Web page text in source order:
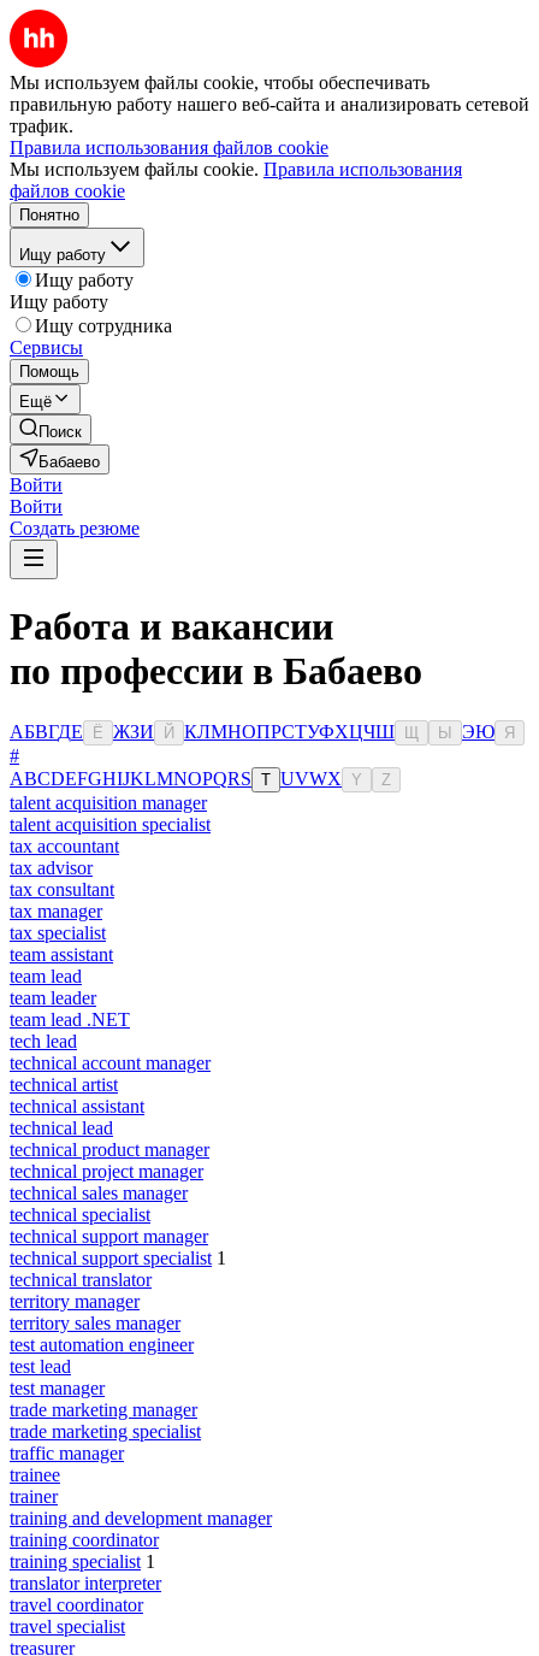
Мы используем файлы cookie, чтобы обеспечивать
правильную работу нашего веб-сайта и анализировать сетевой
трафик.
Правила использования файлов cookie
Мы используем файлы cookie. Правила использования
файлов cookie
Понятно
Ищу работу
Ищу работу
Ищу работу
Ищу сотрудника
Сервисы
Помощь
Ещё
Поиск
Бабаево
Войти
Войти
Создать резюме
Работа и вакансии
по профессии в Бабаево
АБВГДЕ Ё ЖЗИ Й КЛМНОПРСТУФХЦЧШ Ы ЭЮ Я
#
ABCDEFGHIJKLMNOPQRS T UVWX Y Z
talent acquisition manager
talent acquisition specialist
tax accountant
tax advisor
tax consultant
tax manager
tax specialist
team assistant
team lead
team leader
team lead .NET
tech lead
technical account manager
technical artist
technical assistant
technical lead
technical product manager
technical project manager
technical sales manager
technical specialist
technical support manager
technical support specialist 1
technical translator
territory manager
territory sales manager
test automation engineer
test lead
test manager
trade marketing manager
trade marketing specialist
traffic manager
trainee
trainer
training and development manager
training coordinator
training specialist 1
translator interpreter
travel coordinator
travel specialist
treasurer